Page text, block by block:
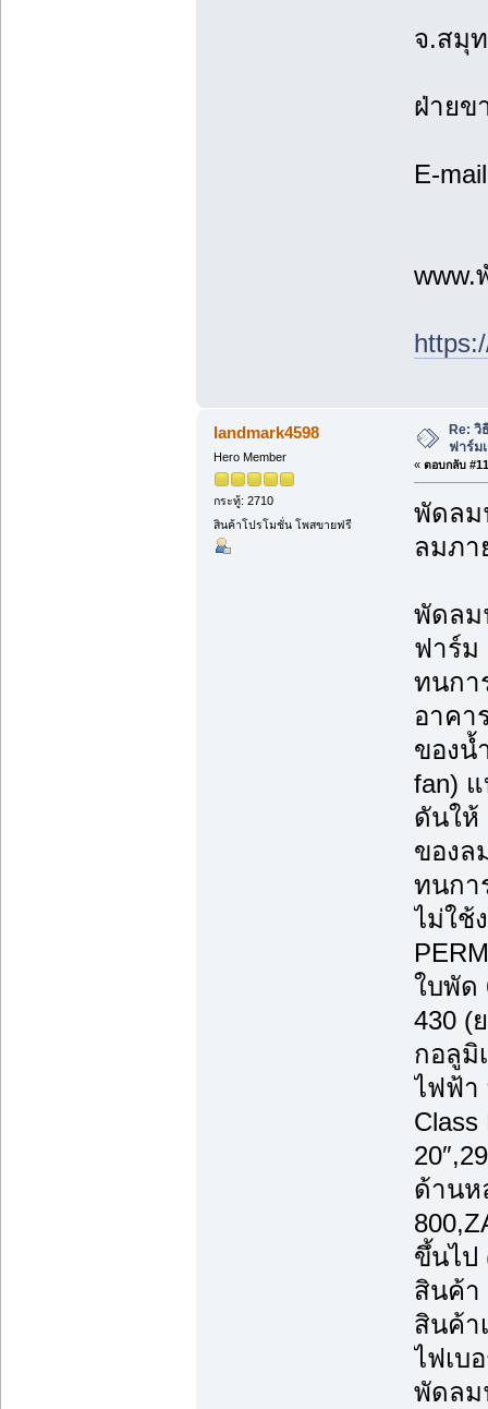
จ.สมุ
ฝ่ายข
E-
landmark4598
Hero Member
กระทู้: 2710
สินค้าโปรโมชั่น โพสขายฟรี
Re: วิ
ฟาร์ม
« ตอบกลับ
พัดลม
ลมภา
พัดลม
ฟาร์ม
ทนกา
อาคา
ของน้
fan)
ดันให้
ของล
ทนกา
ไม่ใช้
ใบพัด
430 (
กอลูมิ
ไฟฟ้า
ด้านห
ขึ้นไป
สินค้า
สินค้า
ไฟเบ
พัดลม